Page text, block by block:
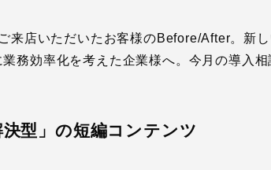
来店いただいたお客様のBefore/After。新
務効率化を考えた企業様へ。今月の導入相
型」の短編コンテンツ